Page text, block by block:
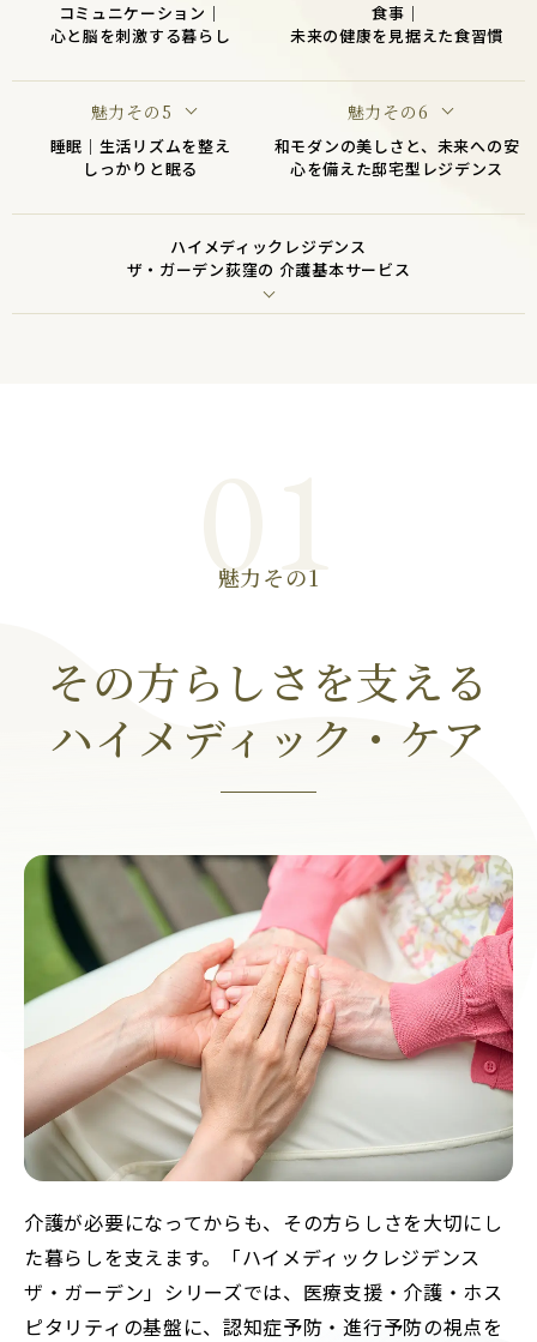
コミュニケーション｜
心と脳を刺激する暮らし
食事｜
未来の健康を見据えた食習慣
魅力その5
睡眠｜生活リズムを整え
しっかりと眠る
魅力その6
和モダンの美しさと、未来への安
心を備えた邸宅型レジデンス
ハイメディックレジデンス
ザ・ガーデン荻窪の 介護基本サービス
01
魅力その1
その方らしさを支える
ハイメディック・ケア
介護が必要になってからも、その方らしさを大切にし
た暮らしを支えます。「ハイメディックレジデンス
ザ・ガーデン」シリーズでは、医療支援・介護・ホス
ピタリティの基盤に、認知症予防・進行予防の視点を